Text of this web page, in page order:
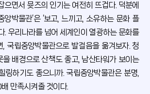
으면서 뮷즈의 인기는 여전히 뜨겁다. 덕분에
앙박물관’은 ‘보고, 느끼고, 소유하는 문화 플
. 우리나라를 넘어 세계인이 열광하는 문화를
, 국립중앙박물관으로 발걸음을 옮겨보자. 청
배경으로 산책도 좋고, 남산타워가 보이는
링하기도 좋으니까. 국립중앙박물관은 분명,
만족시켜줄 것이다.